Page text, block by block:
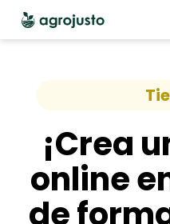
¡Crea
online
de